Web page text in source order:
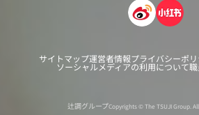
サイトマップ運営者情報プライバシーポ
ソーシャルメディアの利用について
辻調グループCopyrights © The TSUJI Group.